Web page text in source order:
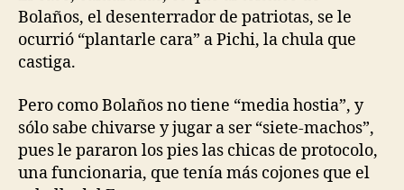
Bolaños, el desenterrador de patriotas, se le
ocurrió “plantarle cara” a Pichi, la chula que
castiga.
Pero como Bolaños no tiene “media hostia”, y
sólo sabe chivarse y jugar a ser “siete-machos”,
pues le pararon los pies las chicas de protocolo,
una funcionaria, que tenía más cojones que el